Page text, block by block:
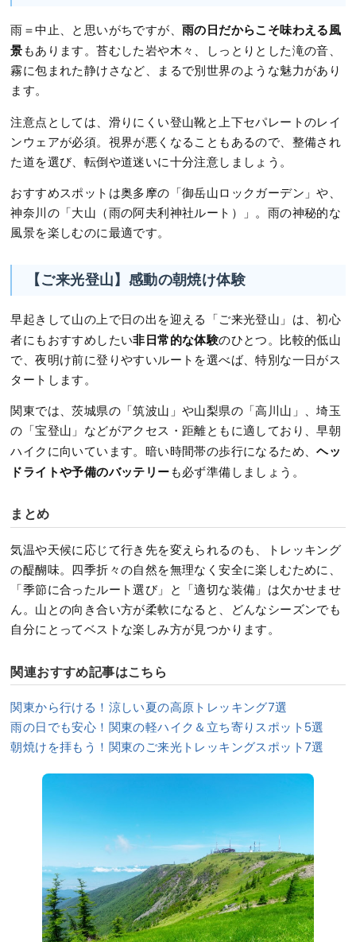
雨＝中止、と思いがちですが、雨の日だからこそ味わえる風
景もあります。苔むした岩や木々、しっとりとした滝の音、
霧に包まれた静けさなど、まるで別世界のような魅力があり
ます。
注意点としては、滑りにくい登山靴と上下セパレートのレイ
ンウェアが必須。視界が悪くなることもあるので、整備され
た道を選び、転倒や道迷いに十分注意しましょう。
おすすめスポットは奥多摩の「御岳山ロックガーデン」や、
神奈川の「大山（雨の阿夫利神社ルート）」。雨の神秘的な
風景を楽しむのに最適です。
【ご来光登山】感動の朝焼け体験
早起きして山の上で日の出を迎える「ご来光登山」は、初心
者にもおすすめしたい非日常的な体験のひとつ。比較的低山
で、夜明け前に登りやすいルートを選べば、特別な一日がス
タートします。
関東では、茨城県の「筑波山」や山梨県の「高川山」、埼玉
の「宝登山」などがアクセス・距離ともに適しており、早朝
ハイクに向いています。暗い時間帯の歩行になるため、ヘッ
ドライトや予備のバッテリーも必ず準備しましょう。
まとめ
気温や天候に応じて行き先を変えられるのも、トレッキング
の醍醐味。四季折々の自然を無理なく安全に楽しむために、
「季節に合ったルート選び」と「適切な装備」は欠かせませ
ん。山との向き合い方が柔軟になると、どんなシーズンでも
自分にとってベストな楽しみ方が見つかります。
関連おすすめ記事はこちら
関東から行ける！涼しい夏の高原トレッキング7選
雨の日でも安心！関東の軽ハイク＆立ち寄りスポット5選
朝焼けを拝もう！関東のご来光トレッキングスポット7選